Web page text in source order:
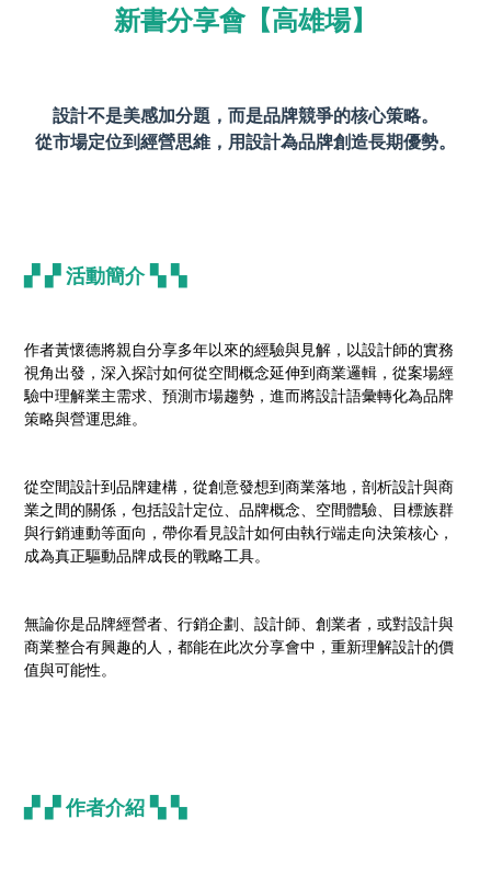
新書分享會【高雄場】
設計不是美感加分題，而是品牌競爭的核心策略。
從市場定位到經營思維，用設計為品牌創造長期優勢。
▞ ▞活動簡介▚ ▚
作者黃懷德將親自分享多年以來的經驗與見解，以設計師的實務
視角出發，深入探討如何從空間概念延伸到商業邏輯，從案場經
驗中理解業主需求、預測市場趨勢，進而將設計語彙轉化為品牌
策略與營運思維。
從空間設計到品牌建構，從創意發想到商業落地，剖析設計與商
業之間的關係，包括設計定位、品牌概念、空間體驗、目標族群
與行銷連動等面向，帶你看見設計如何由執行端走向決策核心，
成為真正驅動品牌成長的戰略工具。
無論你是品牌經營者、行銷企劃、設計師、創業者，或對設計與
商業整合有興趣的人，都能在此次分享會中，重新理解設計的價
值與可能性。
▞ ▞ 作者介紹 ▚ ▚